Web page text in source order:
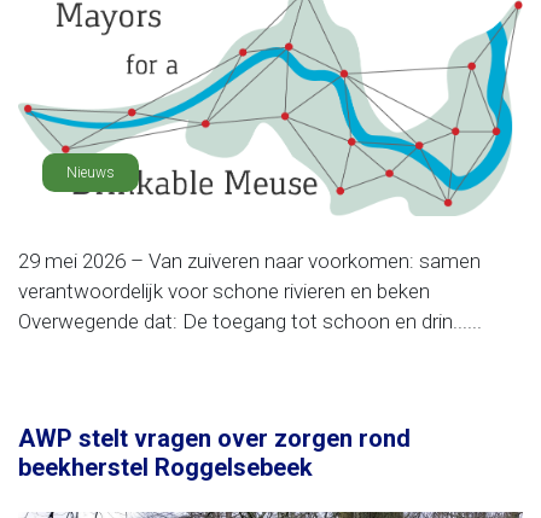
Nieuws
29 mei 2026 – Van zuiveren naar voorkomen: samen
verantwoordelijk voor schone rivieren en beken
Overwegende dat: De toegang tot schoon en drin......
AWP stelt vragen over zorgen rond
beekherstel Roggelsebeek